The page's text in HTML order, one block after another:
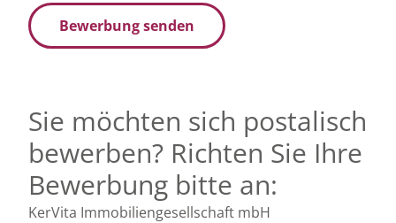
Bewerbung senden
Sie möchten sich postalisch
bewerben? Richten Sie Ihre
Bewerbung bitte an:
KerVita Immobiliengesellschaft mbH